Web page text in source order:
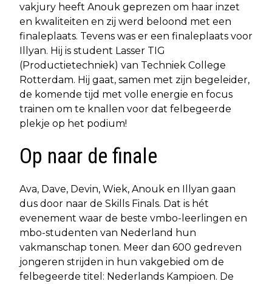
vakjury heeft Anouk geprezen om haar inzet
en kwaliteiten en zij werd beloond met een
finaleplaats. Tevens was er een finaleplaats voor
Illyan. Hij is student Lasser TIG
(Productietechniek) van Techniek College
Rotterdam. Hij gaat, samen met zijn begeleider,
de komende tijd met volle energie en focus
trainen om te knallen voor dat felbegeerde
plekje op het podium!
Op naar de finale
Ava, Dave, Devin, Wiek, Anouk en Illyan gaan
dus door naar de Skills Finals. Dat is hét
evenement waar de beste vmbo-leerlingen en
mbo-studenten van Nederland hun
vakmanschap tonen. Meer dan 600 gedreven
jongeren strijden in hun vakgebied om de
felbegeerde titel: Nederlands Kampioen. De